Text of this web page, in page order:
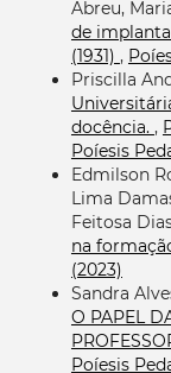
Abreu,
de
(1931) ,
Priscilla
docência. ,
Poíesis
Edmilson
Lima
Feitosa
na
(2023)
Sandra
O PAPEL
Poíesis